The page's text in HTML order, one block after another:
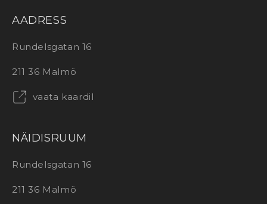
AADRESS
Rundelsgatan 16
211 36 Malmö
vaata kaardil
NÄIDISRUUM
Rundelsgatan 16
211 36 Malmö